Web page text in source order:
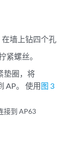
墙上钻四个孔
紧螺丝。
垫圈，将
AP。 使用图 3
接到 AP63